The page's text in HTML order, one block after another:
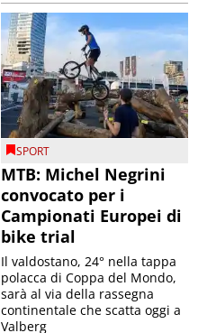
SPORT
MTB: Michel Negrini
convocato per i
Campionati Europei di
bike trial
Il valdostano, 24° nella tappa
polacca di Coppa del Mondo,
sarà al via della rassegna
continentale che scatta oggi a
Valberg